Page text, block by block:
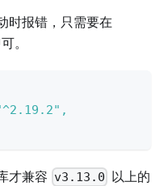
时报错，只需要在
。
才兼容 v3.13.0 以上的